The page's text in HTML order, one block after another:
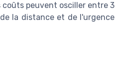
coûts peuvent osciller entre 3
la distance et de l'urgence